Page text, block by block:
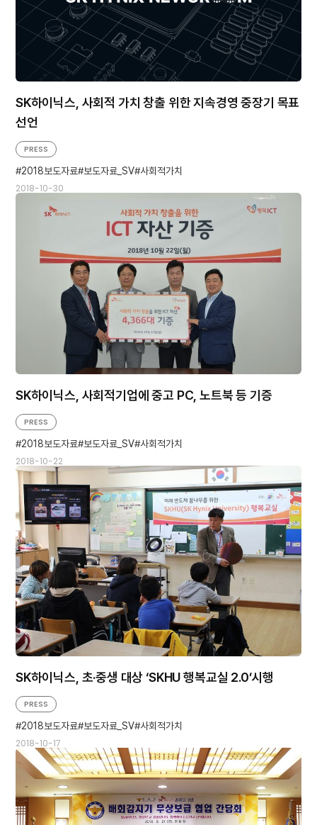
SK하이닉스, 사회적 가치 창출 위한 지속경영 중장기 목표
선언
2018-10-30
PRESS
2018보도자료 보도자료_SV 사회적가치
SK하이닉스, 사회적기업에 중고 PC, 노트북 등 기증
2018-10-22
PRESS
2018보도자료 보도자료_SV 사회적가치
SK하이닉스, 초·중생 대상 ‘SKHU 행복교실 2.0’시행
2018-10-17
PRESS
2018보도자료 보도자료_SV 사회적가치